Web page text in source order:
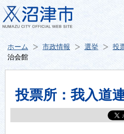
ホーム 市政情報 選挙 投
治会館
投票所：我入道